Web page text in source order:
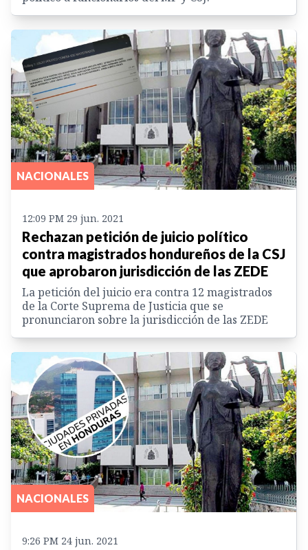
NACIONALES
12:09 PM 29 jun. 2021
Rechazan petición de juicio político
contra magistrados hondureños de la CSJ
que aprobaron jurisdicción de las ZEDE
La petición del juicio era contra 12 magistrados
de la Corte Suprema de Justicia que se
pronunciaron sobre la jurisdicción de las ZEDE
NACIONALES
9:26 PM 24 jun. 2021